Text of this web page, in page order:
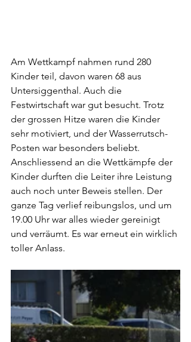
Am Wettkampf nahmen rund 280
Kinder teil, davon waren 68 aus
Untersiggenthal. Auch die
Festwirtschaft war gut besucht. Trotz
der grossen Hitze waren die Kinder
sehr motiviert, und der Wasserrutsch-
Posten war besonders beliebt.
Anschliessend an die Wettkämpfe der
Kinder durften die Leiter ihre Leistung
auch noch unter Beweis stellen. Der
ganze Tag verlief reibungslos, und um
19.00 Uhr war alles wieder gereinigt
und verräumt. Es war erneut ein wirklich
toller Anlass.